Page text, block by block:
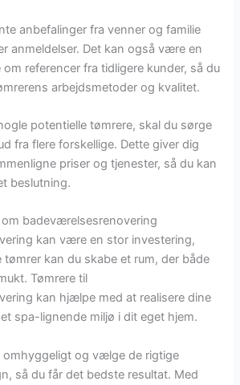
anbefalinger fra venner og familie
anmeldelser. Det kan også være en
referencer fra tidligere kunder, så du
arbejdsmetoder og kvalitet.
potentielle tømrere, skal du sørge
fra flere forskellige. Dette giver dig
priser og tjenester, så du kan
beslutning.
badeværelsesrenovering
kan være en stor investering,
tømrer kan du skabe et rum, der både
Tømrere til
kan hjælpe med at realisere dine
spa-lignende miljø i dit eget hjem.
og vælge de rigtige
så du får det bedste resultat. Med